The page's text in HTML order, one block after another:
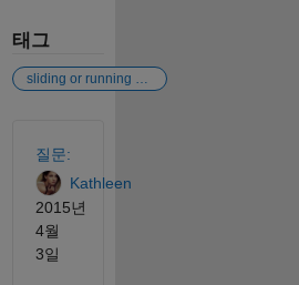
태그
질문:
Kathleen
2015년
4월
3일